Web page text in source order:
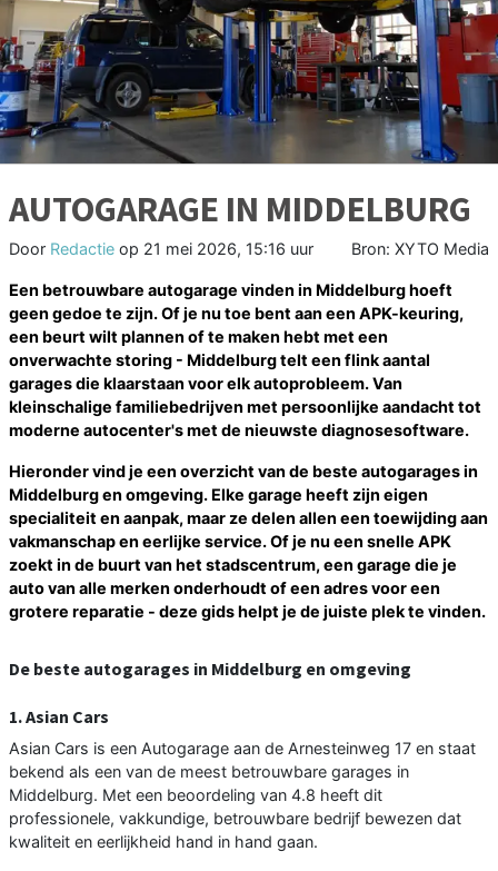
AUTOGARAGE IN MIDDELBURG
Door Redactie op 21 mei 2026, 15:16 uur Bron: XYTO Media
Een betrouwbare autogarage vinden in Middelburg hoeft
geen gedoe te zijn. Of je nu toe bent aan een APK-keuring,
een beurt wilt plannen of te maken hebt met een
onverwachte storing - Middelburg telt een flink aantal
garages die klaarstaan voor elk autoprobleem. Van
kleinschalige familiebedrijven met persoonlijke aandacht tot
moderne autocenter's met de nieuwste diagnosesoftware.
Hieronder vind je een overzicht van de beste autogarages in
Middelburg en omgeving. Elke garage heeft zijn eigen
specialiteit en aanpak, maar ze delen allen een toewijding aan
vakmanschap en eerlijke service. Of je nu een snelle APK
zoekt in de buurt van het stadscentrum, een garage die je
auto van alle merken onderhoudt of een adres voor een
grotere reparatie - deze gids helpt je de juiste plek te vinden.
De beste autogarages in Middelburg en omgeving
1. Asian Cars
Asian Cars is een Autogarage aan de Arnesteinweg 17 en staat
bekend als een van de meest betrouwbare garages in
Middelburg. Met een beoordeling van 4.8 heeft dit
professionele, vakkundige, betrouwbare bedrijf bewezen dat
kwaliteit en eerlijkheid hand in hand gaan.